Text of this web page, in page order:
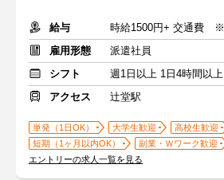
給与
雇用形態
派遣社員
シフト
週1日以上 1日4時間以上
アクセス
辻堂駅
単発（1日OK） 大学生歓迎
高校生歓迎
短期（1ヶ月以内OK）
副業・Ｗワーク歓迎
エントリーの求人一覧を見る